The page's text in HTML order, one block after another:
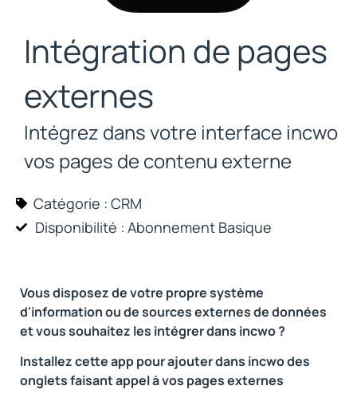
Intégration de pages
externes
Intégrez dans votre interface incwo
vos pages de contenu externe
Catégorie : CRM
Disponibilité : Abonnement Basique
Vous disposez de votre propre système
d'information ou de sources externes de données
et vous souhaitez les intégrer dans incwo ?
Installez cette app pour ajouter dans incwo des
onglets faisant appel à vos pages externes